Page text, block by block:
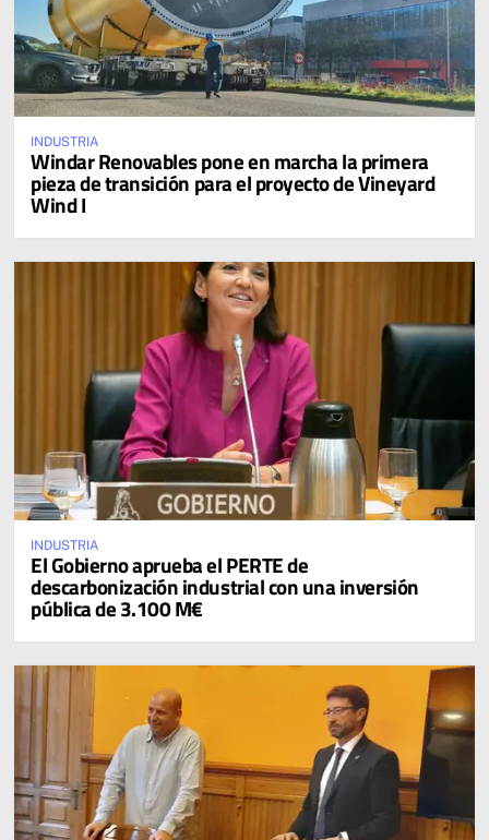
INDUSTRIA
Windar Renovables pone en marcha la primera
pieza de transición para el proyecto de Vineyard
Wind I
INDUSTRIA
El Gobierno aprueba el PERTE de
descarbonización industrial con una inversión
pública de 3.100 M€